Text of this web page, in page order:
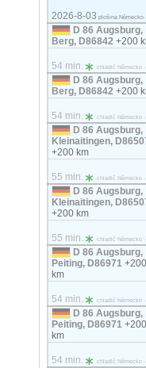
2026-8-03 plošina Německo
D 86 Augsburg,
Berg, D86842+200
54 min. chladič Německo
D 86 Augsburg,
Berg, D86842+200
54 min. chladič Německo
D 86 Augsburg,
Kleinaitingen,
+200 km
55 min. chladič Německo
D 86 Augsburg,
Kleinaitingen,
+200 km
55 min. chladič Německo
D 86 Augsburg,
Peiting, D86971+200
km
54 min. chladič Německo
D 86 Augsburg,
Peiting, D86971+200
km
54 min. chladič Německo